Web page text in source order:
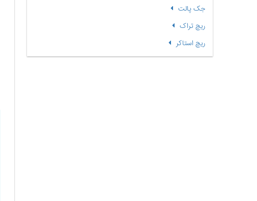
جک پالت
ریچ تراک
ریچ استاکر